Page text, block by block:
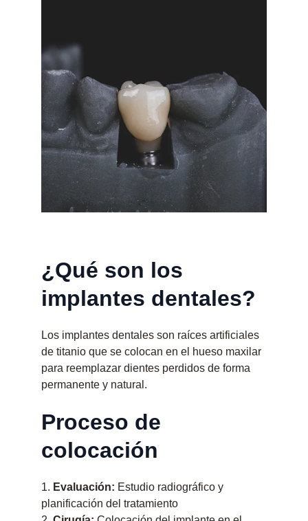
¿Qué son los
implantes dentales?
Los implantes dentales son raíces artificiales
de titanio que se colocan en el hueso maxilar
para reemplazar dientes perdidos de forma
permanente y natural.
Proceso de
colocación
1. Evaluación: Estudio radiográfico y
planificación del tratamiento